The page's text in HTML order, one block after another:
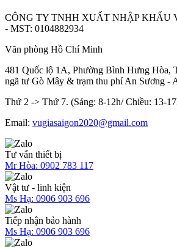
CÔNG TY TNHH XUẤT NHẬP KHẨU
- MST: 0104882934
Văn phòng Hồ Chí Minh
481 Quốc lộ 1A, Phường Bình Hưng Hòa,
ngã tư Gò Mây & trạm thu phí An Sương -
Thứ 2 -> Thứ 7. (Sáng: 8-12h/ Chiều: 13-
Email: vugiasaigon2020@gmail.com
Tư vấn thiết bị
Mr Hòa: 0902 783 117
Vật tư - linh kiện
Ms Hạ: 0906 903 696
Tiếp nhận bảo hành
Ms Hạ: 0906 903 696